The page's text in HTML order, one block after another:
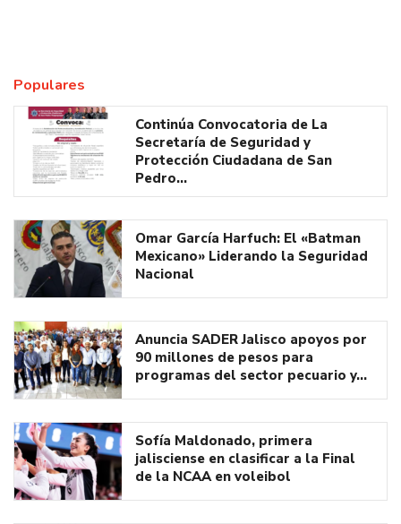
Populares
Continúa Convocatoria de La
Secretaría de Seguridad y
Protección Ciudadana de San
Pedro…
Omar García Harfuch: El «Batman
Mexicano» Liderando la Seguridad
Nacional
Anuncia SADER Jalisco apoyos por
90 millones de pesos para
programas del sector pecuario y…
Sofía Maldonado, primera
jalisciense en clasificar a la Final
de la NCAA en voleibol